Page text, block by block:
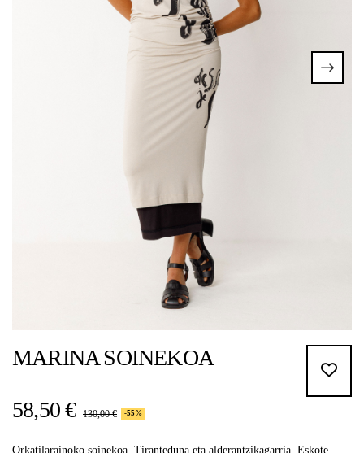
MARINA SOINEKOA
58,50 € 130,00 € -55%
Orkatilarainoko soinekoa. Tiranteduna eta alderantzikagarria. Eskote